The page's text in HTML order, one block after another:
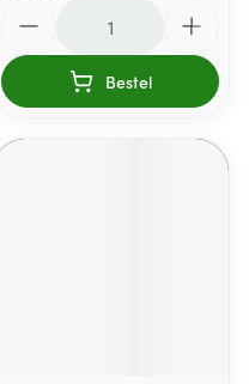
Bestel